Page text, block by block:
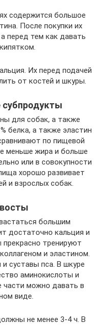
содержится большое
После покупки их
перед тем как давать
Их перед подачей
от костей и шкуры.
для собак, а также
белка, а также эластин
по пищевой
меньше жира и больше
или в совокупности
хорошо развивает
и взрослых собак.
большим
достаточно кальция и
тренируют
и эластином.
суставы пса. В шкуре
аминокислоты и
части можно давать в
виде.
не менее 3-4 ч. В